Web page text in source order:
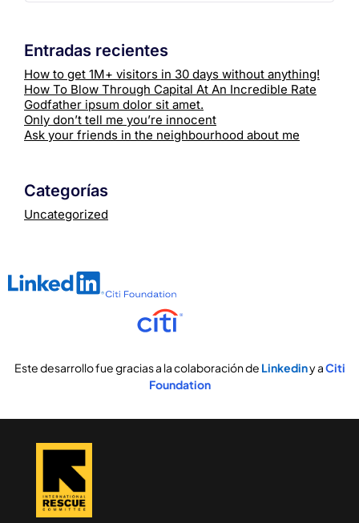
Entradas recientes
How to get 1M+ visitors in 30 days without anything!
How To Blow Through Capital At An Incredible Rate
Godfather ipsum dolor sit amet.
Only don’t tell me you’re innocent
Ask your friends in the neighbourhood about me
Categorías
Uncategorized
Este desarrollo fue gracias a la colaboración de Linkediny aCiti
Foundation